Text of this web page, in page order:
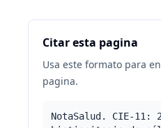
Citar esta pagina
Usa este formato para
pagina.
NotaSalud. CIE-11: